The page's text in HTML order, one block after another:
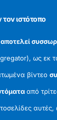
τον ιστότοπο
αποτελεί
ως εκ
βίντεο
από